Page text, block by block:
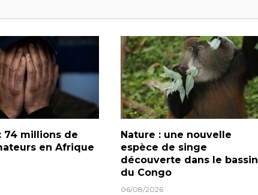
74 millions de
en Afrique
Nature : une nouvelle
espèce de singe
découverte dans le bassin
du Congo
06/08/2026